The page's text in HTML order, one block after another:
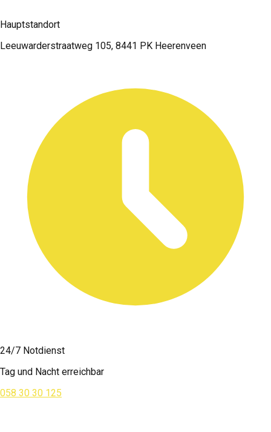
Hauptstandort
Leeuwarderstraatweg 105, 8441 PK Heerenveen
24/7 Notdienst
Tag und Nacht erreichbar
058 30 30 125